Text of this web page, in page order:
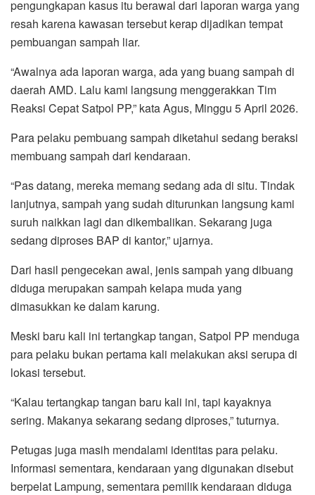
pengungkapan kasus itu berawal dari laporan warga yang
resah karena kawasan tersebut kerap dijadikan tempat
pembuangan sampah liar.
“Awalnya ada laporan warga, ada yang buang sampah di
daerah AMD. Lalu kami langsung menggerakkan Tim
Reaksi Cepat Satpol PP,” kata Agus, Minggu 5 April 2026.
Para pelaku pembuang sampah diketahui sedang beraksi
membuang sampah dari kendaraan.
“Pas datang, mereka memang sedang ada di situ. Tindak
lanjutnya, sampah yang sudah diturunkan langsung kami
suruh naikkan lagi dan dikembalikan. Sekarang juga
sedang diproses BAP di kantor,” ujarnya.
Dari hasil pengecekan awal, jenis sampah yang dibuang
diduga merupakan sampah kelapa muda yang
dimasukkan ke dalam karung.
Meski baru kali ini tertangkap tangan, Satpol PP menduga
para pelaku bukan pertama kali melakukan aksi serupa di
lokasi tersebut.
“Kalau tertangkap tangan baru kali ini, tapi kayaknya
sering. Makanya sekarang sedang diproses,” tuturnya.
Petugas juga masih mendalami identitas para pelaku.
Informasi sementara, kendaraan yang digunakan disebut
berpelat Lampung, sementara pemilik kendaraan diduga